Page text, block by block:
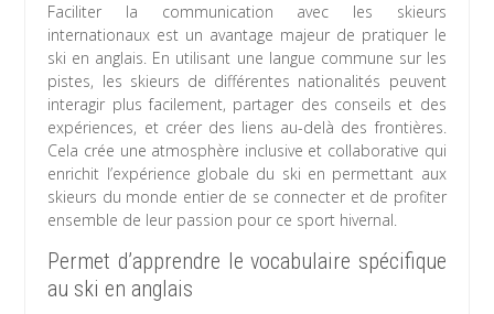
Faciliter la communication avec les skieurs
internationaux est un avantage majeur de pratiquer le
ski en anglais. En utilisant une langue commune sur les
pistes, les skieurs de différentes nationalités peuvent
interagir plus facilement, partager des conseils et des
expériences, et créer des liens au-delà des frontières.
Cela crée une atmosphère inclusive et collaborative qui
enrichit l’expérience globale du ski en permettant aux
skieurs du monde entier de se connecter et de profiter
ensemble de leur passion pour ce sport hivernal.
Permet d’apprendre le vocabulaire spécifique
au ski en anglais